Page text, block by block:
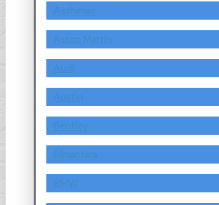
Asahimas
Aston Martin
Audi
Austin
Bentley
Bimantara
BMW